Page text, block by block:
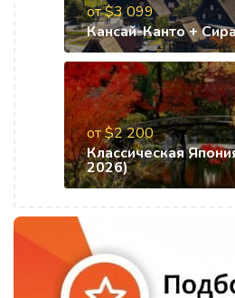
от $3 099
Кансай-Канто +
от $2 200
Классическая
2026)